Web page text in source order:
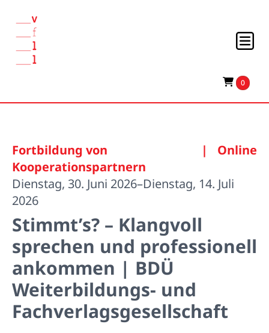
0
Fortbildung von
Kooperationspartnern
| Online
Dienstag, 30. Juni 2026–Dienstag, 14. Juli
2026
Stimmt’s? – Klangvoll
sprechen und professionell
ankommen | BDÜ
Weiterbildungs- und
Fachverlagsgesellschaft